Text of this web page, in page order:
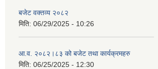
बजेट वक्तव्य २०८२
मिति: 06/29/2025 - 10:26
आ.व. २०८२।८३ को बजेट तथा कार्यक्रमहरु
मिति: 06/25/2025 - 12:30